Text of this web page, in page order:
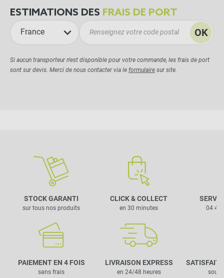
ESTIMATIONS DES FRAIS DE PORT
France OK
Si aucun transporteur n'est disponible pour votre commande, les frais de port
sont sur devis. Merci de nous contacter via le formulaire sur site.
STOCK GARANTI
sur tous nos produits
CLICK & COLLECT
en 30 minutes
PAIEMENT EN 4 FOIS
sans frais
LIVRAISON EXPRESS
en 24/48 heures
04 42
SATISFAIT
sous